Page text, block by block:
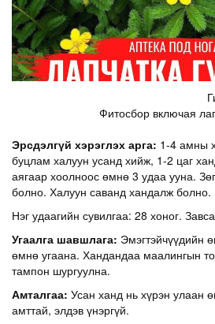
Фитосбор включая
Эрсдэлгүй хэрэглэх арга: 1-4 амны
буцлам халуун усанд хийж, 1-2 цаг
аягаар хоолноос өмнө 3 удаа ууна.
болно. Халуун саванд хандалж болно.
Нэг удаагийн сувилгаа: 28 хоног.
Угаалга шавшлага: Эмэгтэйчүүдийн
өмнө угаана. Хандандаа маалингын
тампон шургуулна.
Амталгаа: Усан ханд нь хүрэн улаан
амттай, элдэв үнэргүй.